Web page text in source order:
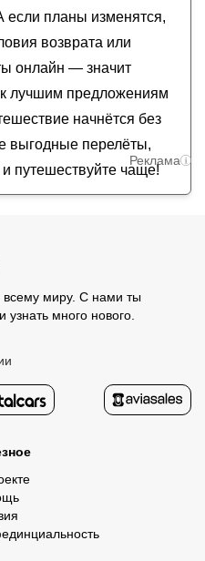
планы изменятся,
возврата или
онлайн — значит
лучшим предложениям
начнётся без
выгодные перелёты,
путешествуйте чаще!
Реклама
всему миру. С нами ты
много нового.